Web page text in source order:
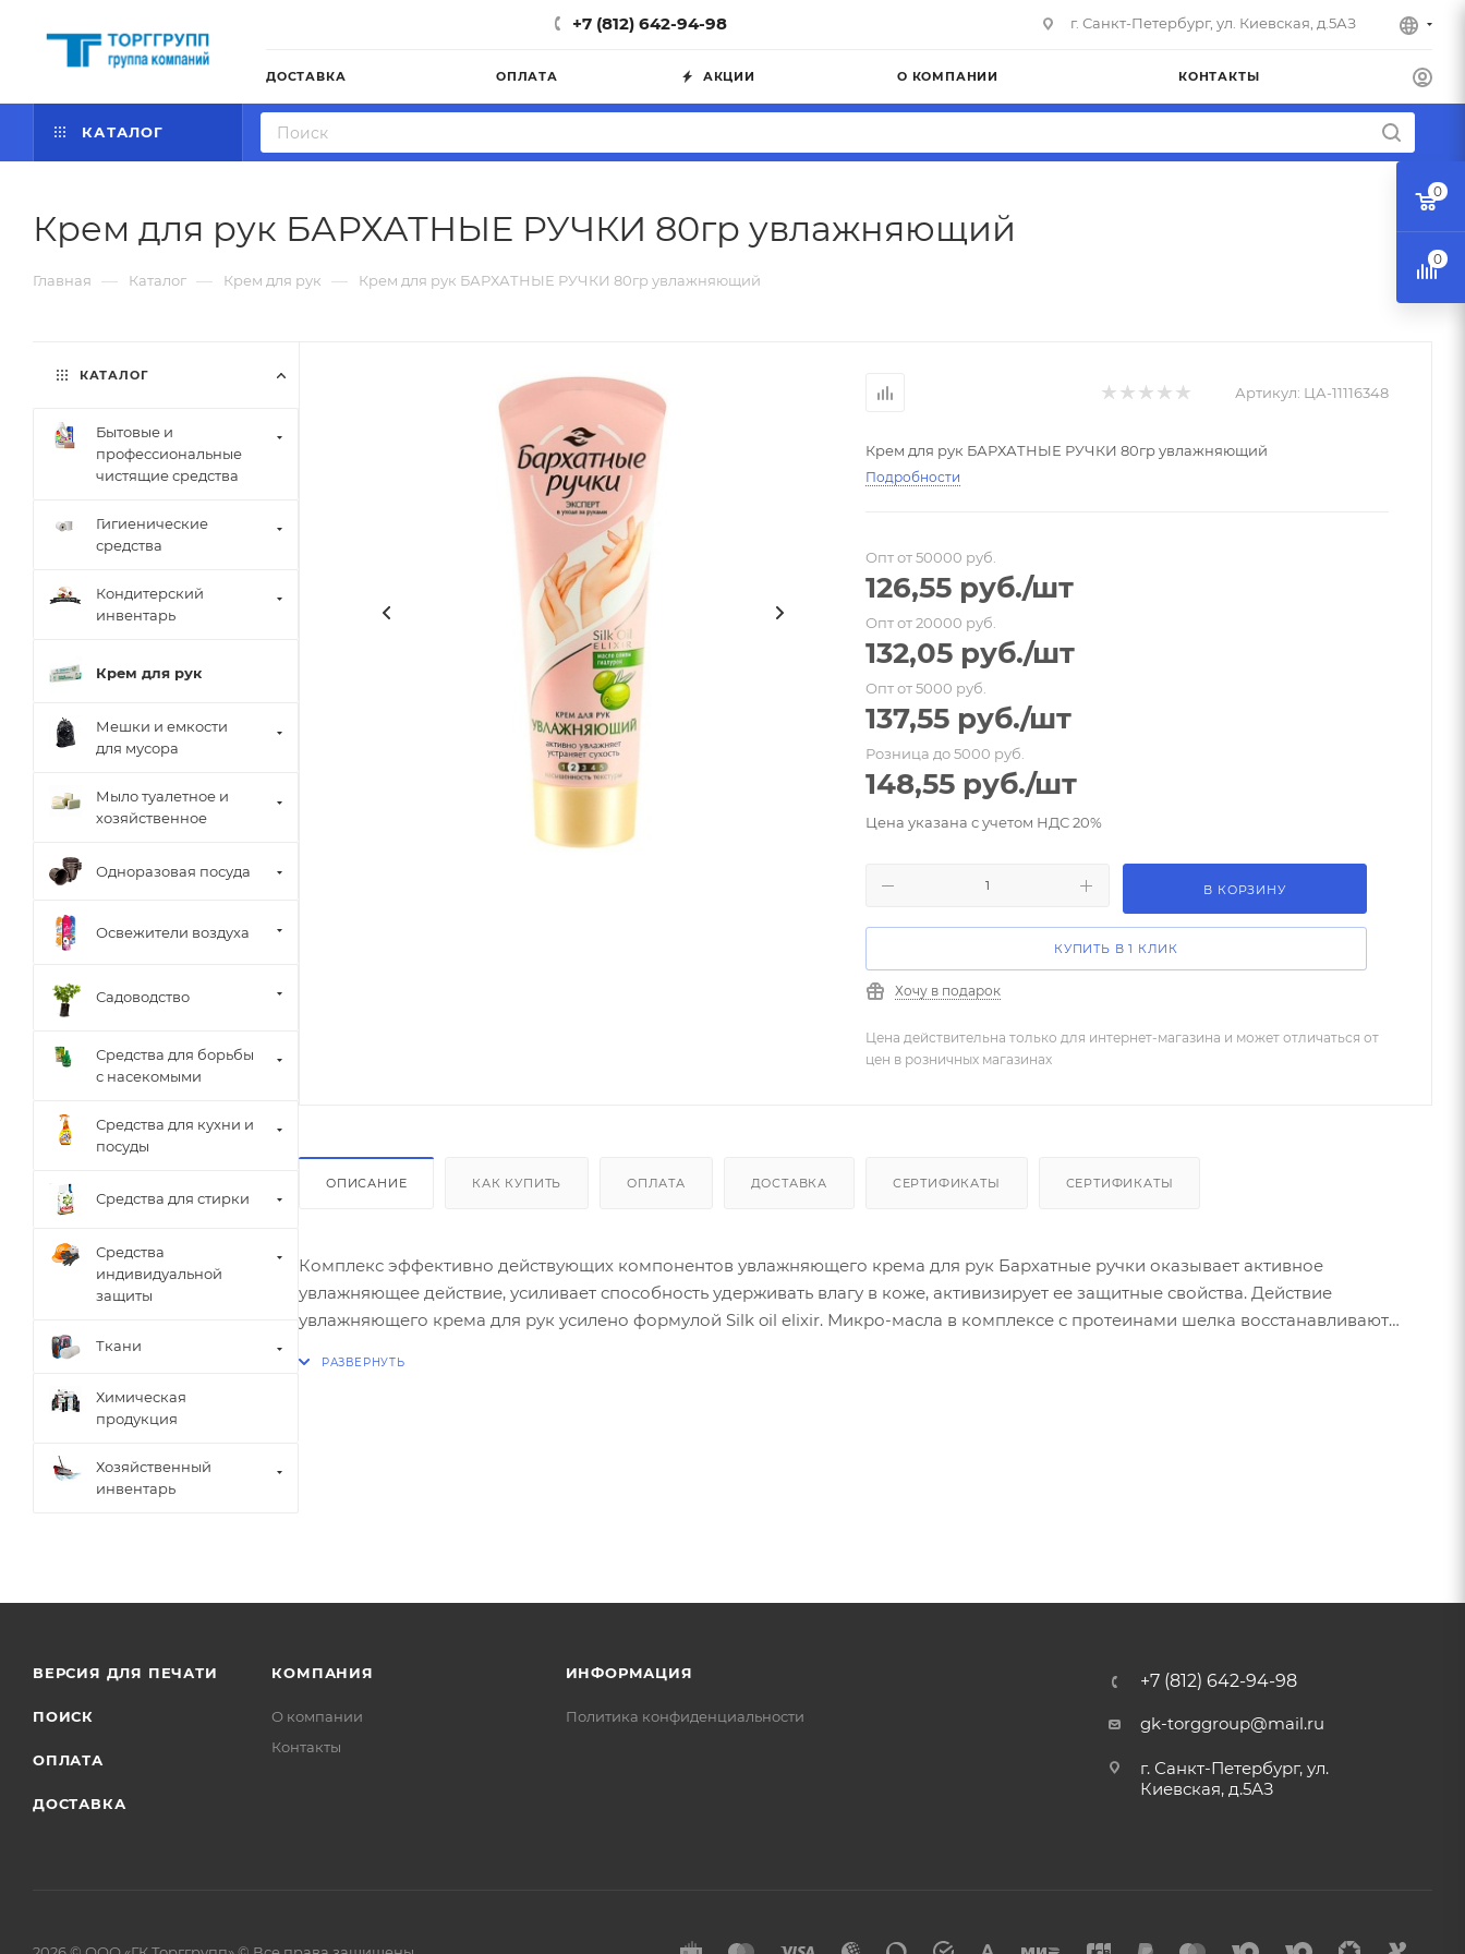
+7 (812) 642-94-98 г. Санкт-Петербург, ул. Киевская, д.5АЗ
ДОСТАВКА ОПЛАТА АКЦИИ О КОМПАНИИ КОНТАКТЫ
КАТАЛОГ
Крем для рук БАРХАТНЫЕ РУЧКИ 80гр увлажняющий
Главная — Каталог — Крем для рук — Крем для рук БАРХАТНЫЕ РУЧКИ 80гр увлажняющий
Артикул: ЦА-11116348
Крем для рук БАРХАТНЫЕ РУЧКИ 80гр увлажняющий
Подробности
Опт от 50000 руб.
126,55 руб./шт
Опт от 20000 руб.
132,05 руб./шт
Опт от 5000 руб.
137,55 руб./шт
Розница до 5000 руб.
148,55 руб./шт
Цена указана с учетом НДС 20%
В КОРЗИНУ
КУПИТЬ В 1 КЛИК
Хочу в подарок
Цена действительна только для интернет-магазина и может отличаться от
цен в розничных магазинах
ОПИСАНИЕ КАК КУПИТЬ ОПЛАТА ДОСТАВКА СЕРТИФИКАТЫ СЕРТИФИКАТЫ
Комплекс эффективно действующих компонентов увлажняющего крема для рук Бархатные ручки оказывает активное
увлажняющее действие, усиливает способность удерживать влагу в коже, активизирует ее защитные свойства. Действие
увлажняющего крема для рук усилено формулой Silk oil elixir. Микро-масла в комплексе с протеинами шелка восстанавливают
КАТАЛОГ
Бытовые и
профессиональные
чистящие средства
Гигиенические
средства
Кондитерский
инвентарь
Крем для рук
Мешки и емкости
для мусора
Мыло туалетное и
хозяйственное
Одноразовая посуда
Освежители воздуха
Садоводство
Средства для борьбы
с насекомыми
Средства для кухни и
посуды
Средства для стирки
Средства
индивидуальной
защиты
Ткани
Химическая
продукция
Хозяйственный
инвентарь
ВЕРСИЯ ДЛЯ ПЕЧАТИ
ПОИСК
ОПЛАТА
ДОСТАВКА
КОМПАНИЯ
О компании
Контакты
ИНФОРМАЦИЯ
Политика конфиденциальности
+7 (812) 642-94-98
gk-torggroup@mail.ru
г. Санкт-Петербург, ул.
Киевская, д.5АЗ
0
0